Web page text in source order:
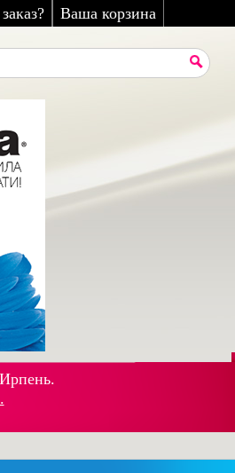
Ваша корзина